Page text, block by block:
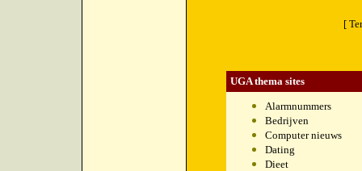
[
UGA thema sites
Alarmnummers
Bedrijven
Computer nieuws
Dating
Dieet